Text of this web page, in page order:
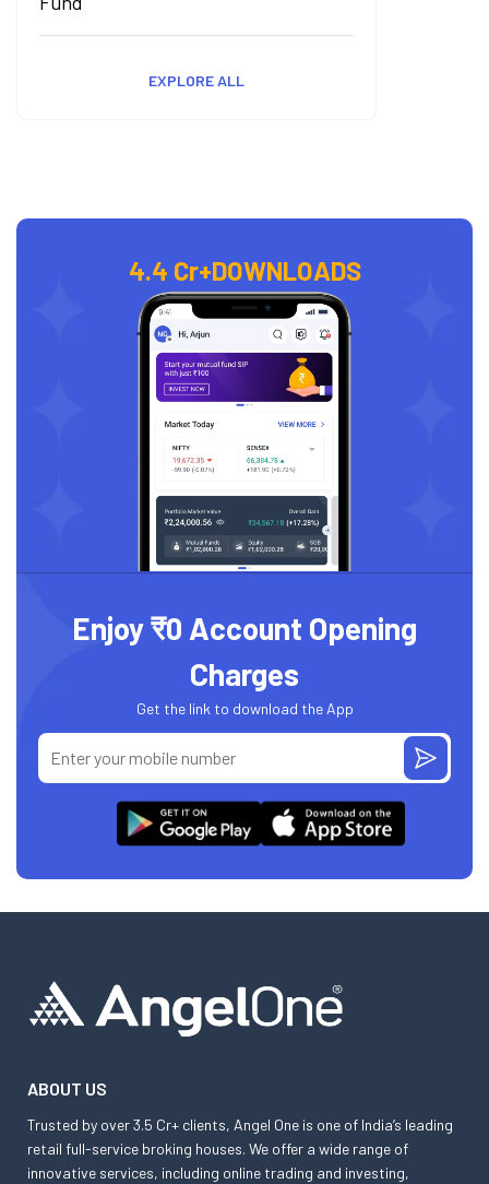
EXPLORE ALL
4.4 Cr+DOWNLOADS
Enjoy ₹0 Account Opening
Charges
Get the link to download the App
ABOUT US
Trusted by over 3.5 Cr+ clients, Angel One is one of India’s leading
retail full-service broking houses. We offer a wide range of
innovative services, including online trading and investing,